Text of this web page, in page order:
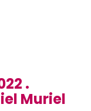
.
Muriel